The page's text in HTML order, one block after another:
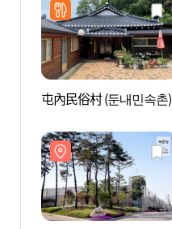
屯內民俗村 (둔내민속촌)